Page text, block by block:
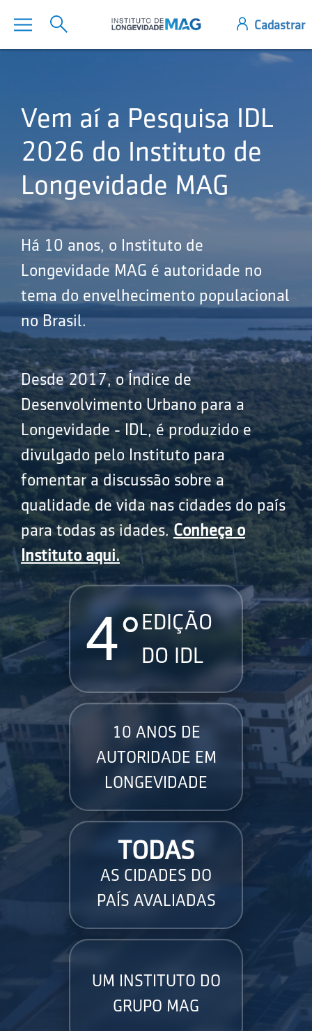
Vem aí a Pesquisa IDL
2026 do Instituto de
Longevidade MAG
Há 10 anos, o Instituto de
Longevidade MAG é autoridade no
tema do envelhecimento populacional
no Brasil.
Desde 2017, o Índice de
Desenvolvimento Urbano para a
Longevidade - IDL, é produzido e
divulgado pelo Instituto para
fomentar a discussão sobre a
qualidade de vida nas cidades do país
para todas as idades.Conheça o
Instituto aqui.
4° EDIÇÃO
DO IDL
10 ANOS DE
AUTORIDADE EM
LONGEVIDADE
TODAS
AS CIDADES DO
PAÍS AVALIADAS
UM INSTITUTO DO
GRUPO MAG